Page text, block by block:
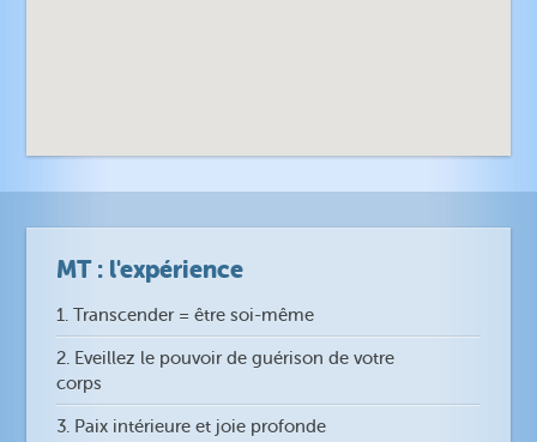
MT : l'expérience
1. Transcender = être soi-même
2. Eveillez le pouvoir de guérison de votre
corps
3. Paix intérieure et joie profonde